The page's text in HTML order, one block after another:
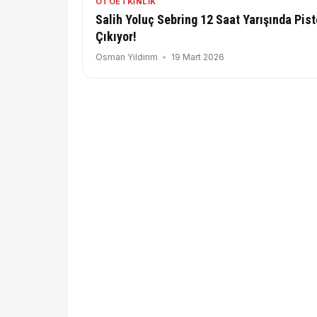
Salih Yoluç Sebring 12 Saat Yarışında
Çıkıyor!
Osman Yıldırım 19 Mart 2026